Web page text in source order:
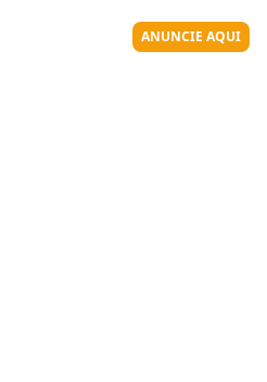
ANUNCIE AQUI